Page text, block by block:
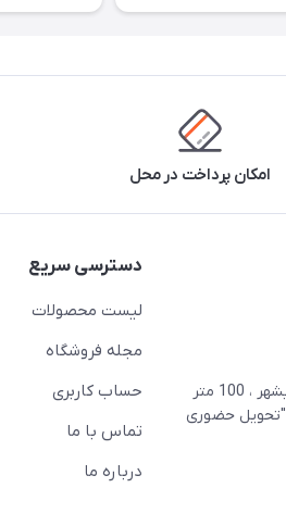
امکان پرداخت در محل
بوشهر - چهار راه تامین اجتماعی به سمت ریشهر ، 100 متر
حضوری
دسترسی سریع
لیست محصولات
مجله فروشگاه
حساب کاربری
تماس با ما
درباره ما